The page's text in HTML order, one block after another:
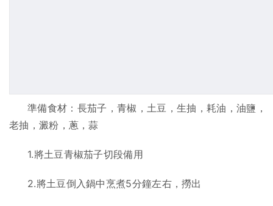
準備食材：長茄子，青椒，土豆，生抽，耗油，油鹽，
老抽，澱粉，蔥，蒜
1.將土豆青椒茄子切段備用
2.將土豆倒入鍋中烹煮5分鐘左右，撈出